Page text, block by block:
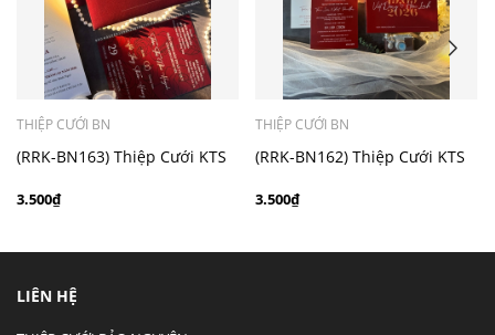
có nhu cầu in bản đồ sẽ có mức phí 300 - 500 đồng 1
thiệp tuỳ chất liệu.
THIỆP CƯỚI BN
(RRK-BN163) Thiệp Cưới KTS
3.500₫
THIỆP CƯỚI BN
(RRK-BN162) Thiệp Cưới KTS
3.500₫
LIÊN HỆ